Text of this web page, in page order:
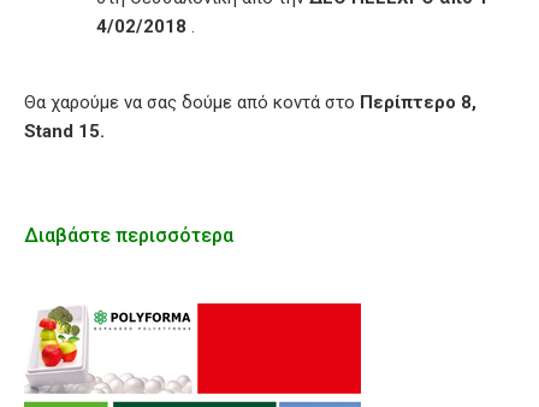
4/02/2018 .
Θα χαρούμε να σας δούμε από κοντά στο Περίπτερο 8,
Stand 15.
Διαβάστε περισσότερα